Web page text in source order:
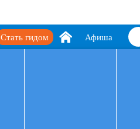
Афиша
Стать гидом